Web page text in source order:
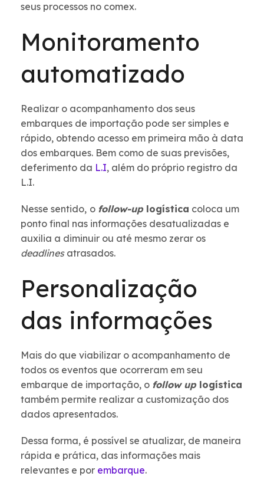
seus processos no comex.
Monitoramento
automatizado
Realizar o acompanhamento dos seus
embarques de importação pode ser simples e
rápido, obtendo acesso em primeira mão à data
dos embarques. Bem como de suas previsões,
deferimento da L.I, além do próprio registro da
L.I.
Nesse sentido, o follow-uplogística coloca um
ponto final nas informações desatualizadas e
auxilia a diminuir ou até mesmo zerar os
deadlines atrasados.
Personalização
das informações
Mais do que viabilizar o acompanhamento de
todos os eventos que ocorreram em seu
embarque de importação, o follow uplogística
também permite realizar a customização dos
dados apresentados.
Dessa forma, é possível se atualizar, de maneira
rápida e prática, das informações mais
relevantes e por embarque.